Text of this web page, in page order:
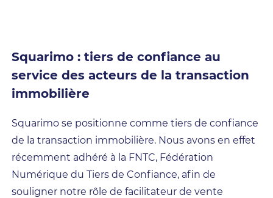
Squarimo : tiers de confiance au
service des acteurs de la transaction
immobilière
Squarimo se positionne comme tiers de confiance
de la transaction immobilière. Nous avons en effet
récemment adhéré à la FNTC, Fédération
Numérique du Tiers de Confiance, afin de
souligner notre rôle de facilitateur de vente